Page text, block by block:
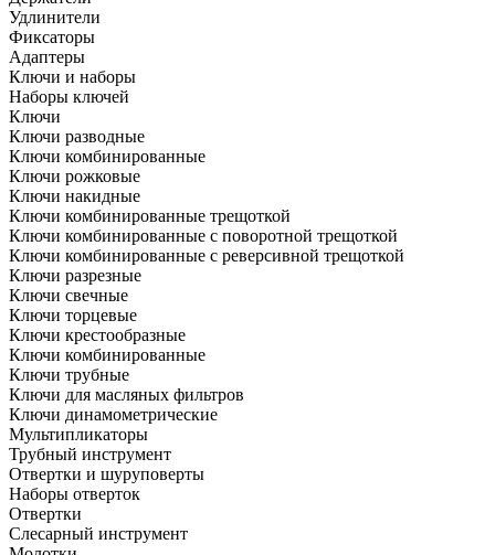
Удлинители
Фиксаторы
Адаптеры
Ключи и наборы
Наборы ключей
Ключи
Ключи разводные
Ключи комбинированные
Ключи рожковые
Ключи накидные
Ключи комбинированные трещоткой
Ключи комбинированные с поворотной трещоткой
Ключи комбинированные с реверсивной трещоткой
Ключи разрезные
Ключи свечные
Ключи торцевые
Ключи крестообразные
Ключи комбинированные
Ключи трубные
Ключи для масляных фильтров
Ключи динамометрические
Мультипликаторы
Трубный инструмент
Отвертки и шуруповерты
Наборы отверток
Отвертки
Слесарный инструмент